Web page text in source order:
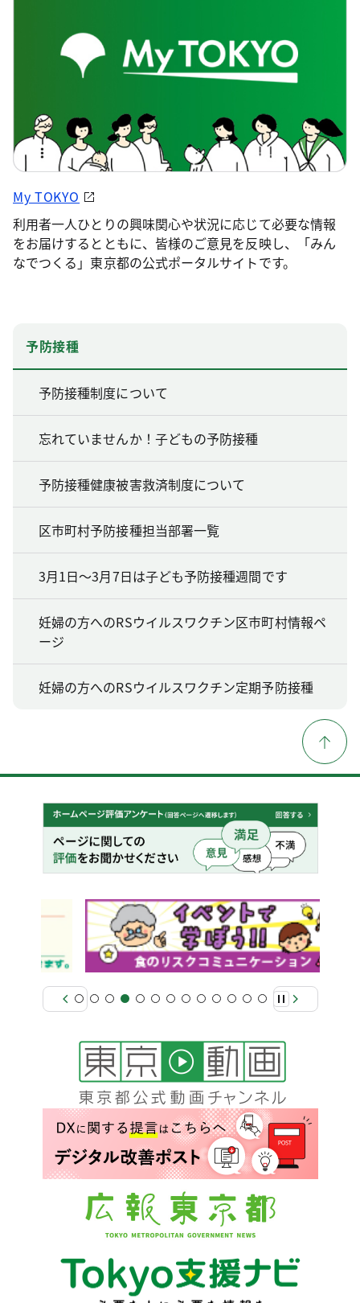
My TOKYO
利用者一人ひとりの興味関心や状況に応じて必要な情報
をお届けするとともに、皆様のご意見を反映し、「みん
なでつくる」東京都の公式ポータルサイトです。
予防接種
予防接種制度について
忘れていませんか！子どもの予防接種
予防接種健康被害救済制度について
区市町村予防接種担当部署一覧
3月1日～3月7日は子ども予防接種週間です
妊婦の方へのRSウイルスワクチン区市町村情報ペ
ージ
妊婦の方へのRSウイルスワクチン定期予防接種